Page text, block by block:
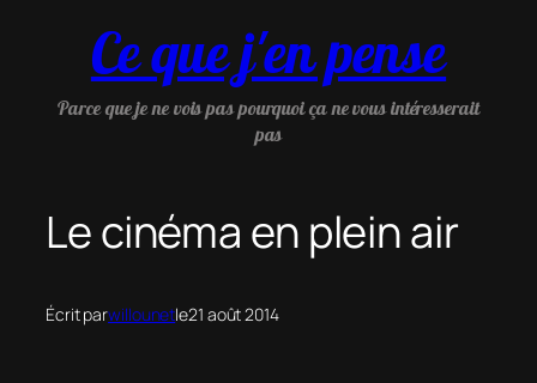
contenuCe que j'en pense
Parce que je ne vois pas pourquoi ça ne vous intéresserait
pas
Le cinéma en plein air
Écrit parwillounetle21 août 2014